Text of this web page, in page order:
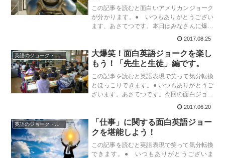
この記事を読むと面白いアメリカンジョーク
が分かります。● いつもありがとうござい
ます、あさてつです。本日はみなさんに爆笑
してもらいたくてこの記事を書いています。
かも英語で。ジョークにはその国の文化や
歴...
2017.08.25
英語のジョーク・ダジャレ
大爆笑！面白英語ジョークを楽し
もう！「先生と生徒」編です。
この記事を読むと英語表現で笑って気分転換
とほっこりできます。● いつもありがとうご
ざいます。あさてつです。今回の面白ジョー
クのテーマははズバリ「先生と生徒」。なん
すから、それはそれはネタの宝庫なんです...
2017.06.20
「仕事」に関する面白英語ジョー
クを堪能しよう！
この記事を読むと英語表現で笑って気分転換
できます。● いつもありがとうございま